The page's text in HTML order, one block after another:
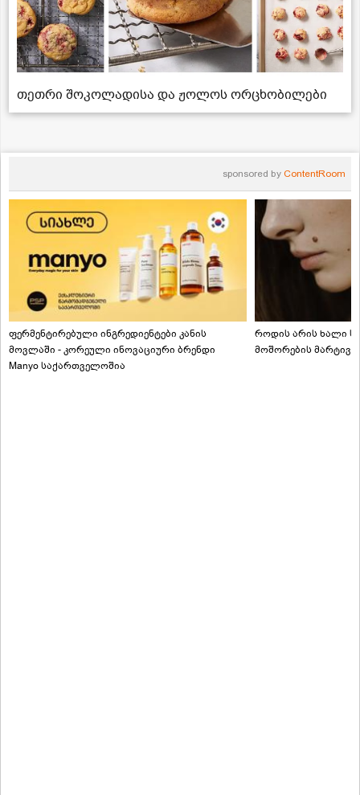
თეთრი შოკოლადისა და ჟოლოს ორცხობილები
sponsored by ContentRoom
ფერმენტირებული ინგრედიენტები კანის
მოვლაში - კორეული ინოვაციური ბრენდი
Manyo საქართველოშია
როდის არის ხალი
მოშორების